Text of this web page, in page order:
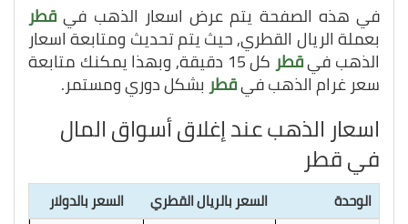
في هذه الصفحة يتم عرض اسعار الذهب في قطر
بعملة الريال القطري, حيث يتم تحديث ومتابعة اسعار
الذهب فيقطر كل 15 دقيقة, وبهذا يمكنك متابعة
سعر غرام الذهب فيقطربشكل دوري ومستمر.
اسعار الذهب عند إغلاق أسواق المال
في قطر
الوحدة السعر بالريال القطري السعر بالدولار